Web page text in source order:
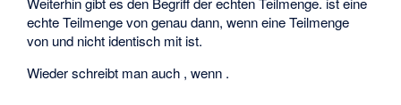
echte Teilmenge vongenau dann, wenneine Teilmenge
von und nicht identisch mit ist.
Wieder schreibt man auch , wenn .